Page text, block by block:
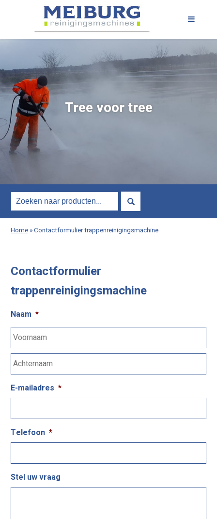
Tree voor tree
Home»Contactformulier trappenreinigingsmachine
Contactformulier
trappenreinigingsmachine
Naam *
E-mailadres *
Telefoon *
Stel uw vraag